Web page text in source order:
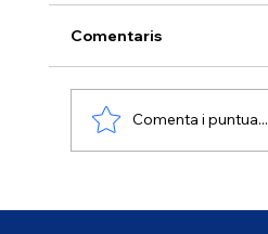
Comentaris
Comenta i puntua...